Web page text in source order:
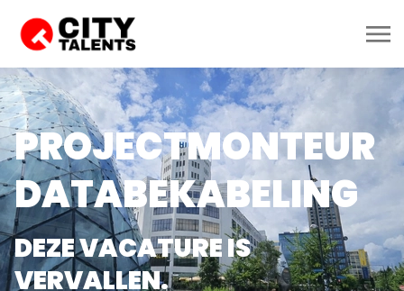
PROJECTMONTEUR
DATABEKABELING
DEZE VACATURE IS
VERVALLEN.